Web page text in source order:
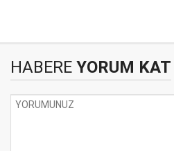
HABERE YORUM KAT